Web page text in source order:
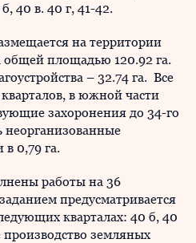
40 в. 40 г, 41-42.
на территории
площадью 120.92 га.
– 32.74 га. Все
в южной части
захоронения до 34-го
неорганизованные
0,79 га.
работы на 36
предусматривается
кварталах: 40 б, 40
производство земляных